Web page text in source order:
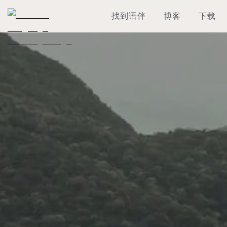
找到语伴 博客 下载